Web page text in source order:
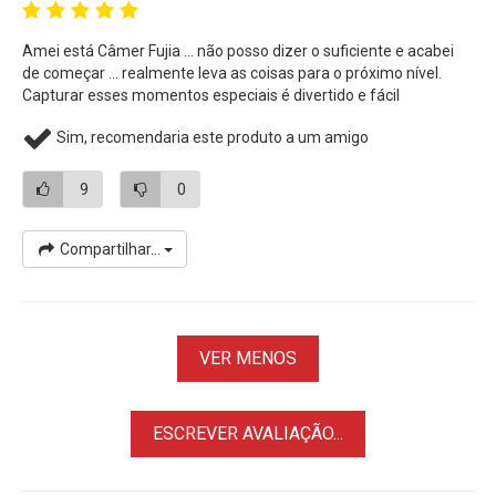
• Sensor de imagem X-Trans CMOS 4
• Gravação de vídeo
UHD 4K30eFull HD 1080pa 240fps
• AF híbrido de 425 pontos, com detecção rosto e olhos
aprimorada
• Tela LCD touchscreen de 3,0" e Viewfinder eletrônico OLED
tons dos filmes analógicos
• Wi-Fi e Bluetooth integrado para compartilhamento sem
fio e controle remoto
• Suporte ao formato de vídeo F-Log, que permite gravar
Revendedor Oficial FujiFilm / Garantia
Amei está Câmer Fujia ... não posso dizer o suficiente e acabei
de começar ... realmente leva as coisas para o próximo nível.
Capturar esses momentos especiais é divertido e fácil
Sim, recomendaria este produto a um amigo
9 0
Compartilhar...
VER MENOS
ESCREVER AVALIAÇÃO...